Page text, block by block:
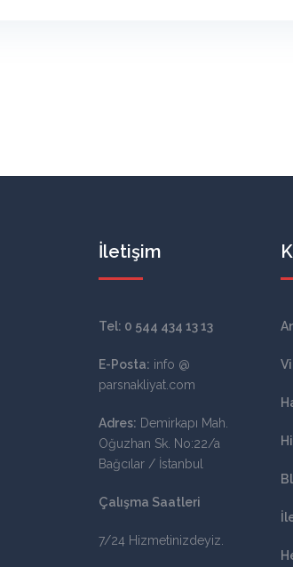
İletişim
Tel: 0 544 434 13 13
E-Posta: info @
parsnakliyat.com
Adres: Demirkapı Mah.
Oğuzhan Sk. No:22/a
Bağcılar / İstanbul
Çalışma Saatleri
7/24 Hizmetinizdeyiz.